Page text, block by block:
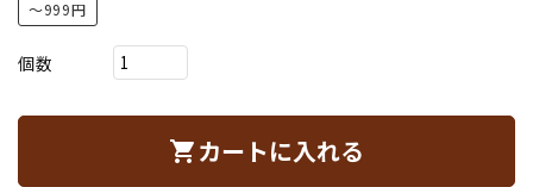
〜999円
個数
shopping_cart カートに入れる